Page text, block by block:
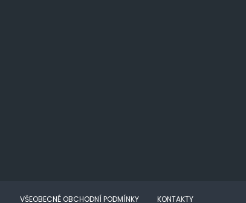
VŠEOBECNÉ OBCHODNÍ PODMÍNKY KONTAKTY